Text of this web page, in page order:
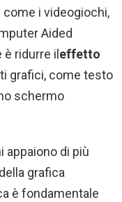
i videogiochi,
Aided
ridurre il effetto
grafici, come testo
schermo
appaiono di più
grafica
è fondamentale